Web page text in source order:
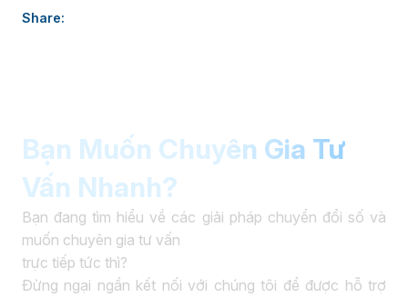
kết nối đội ngũ với định hướng chiến lược của Ban lãnh đạo.
Share:
Bạn Muốn Chuyên Gia Tư
Vấn Nhanh?
Bạn đang tìm hiểu về các giải pháp chuyển đổi số và
muốn chuyên gia tư vấn
trực tiếp tức thì?
Đừng ngại ngần kết nối với chúng tôi để được hỗ trợ